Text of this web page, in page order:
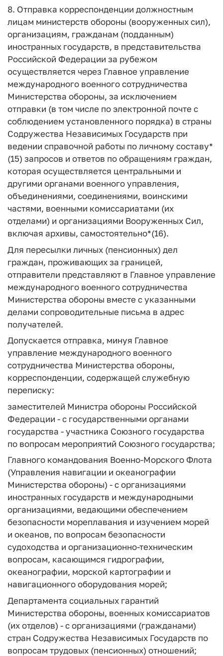
8. Отправка корреспонденции должностным
лицам министерств обороны (вооруженных сил),
организациям, гражданам (подданным)
иностранных государств, в представительства
Российской Федерации за рубежом
осуществляется через Главное управление
международного военного сотрудничества
Министерства обороны, за исключением
отправки (в том числе по электронной почте с
соблюдением установленного порядка) в страны
Содружества Независимых Государств при
ведении справочной работы по личному составу*
(15) запросов и ответов по обращениям граждан,
которая осуществляется центральными и
другими органами военного управления,
объединениями, соединениями, воинскими
частями, военными комиссариатами (их
отделами) и организациями Вооруженных Сил,
включая архивы, самостоятельно*(16).
Для пересылки личных (пенсионных) дел
граждан, проживающих за границей,
отправители представляют в Главное управление
международного военного сотрудничества
Министерства обороны вместе с указанными
делами сопроводительные письма в адрес
получателей.
Допускается отправка, минуя Главное
управление международного военного
сотрудничества Министерства обороны,
корреспонденции, содержащей служебную
переписку:
заместителей Министра обороны Российской
Федерации - с государственными органами
государства - участника Союзного государства
по вопросам мероприятий Союзного государства;
Главного командования Военно-Морского Флота
(Управления навигации и океанографии
Министерства обороны) - с организациями
иностранных государств и международными
организациями, ведающими обеспечением
безопасности мореплавания и изучением морей
и океанов, по вопросам безопасности
судоходства и организационно-техническим
вопросам, касающимся гидрографии,
океанографии, морской картографии и
навигационного оборудования морей;
Департамента социальных гарантий
Министерства обороны, военных комиссариатов
(их отделов) - с организациями (гражданами)
стран Содружества Независимых Государств по
вопросам трудовых (пенсионных) отношений;